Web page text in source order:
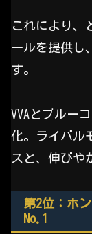
これにより、
ールを提供し
す。
VVAとブルー
化。ライバル
スと、伸びや
第2位：ホ
No.1